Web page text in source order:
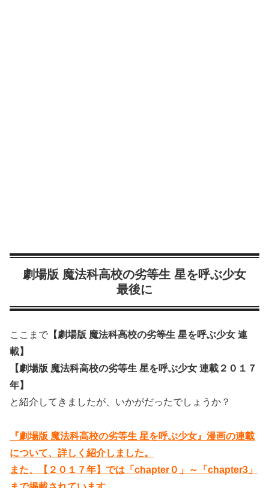
劇場版 魔法科高校の劣等生 星を呼ぶ少女
最後に
ここまで 【劇場版 魔法科高校の劣等生 星を呼ぶ少女 連
載】
【劇場版 魔法科高校の劣等生 星を呼ぶ少女 連載２０１７
年】
と紹介してきましたが、いかがだったでしょうか？
『劇場版 魔法科高校の劣等生 星を呼ぶ少女』漫画の連載
について、詳しく紹介しました。
また、【２０１７年】では「chapter０」～「chapter3」